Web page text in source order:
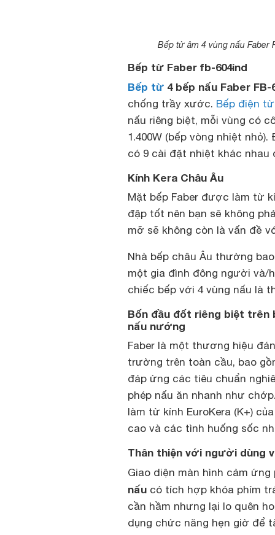
Bếp từ âm 4 vùng nấu Faber
Bếp từ Faber fb-604ind
Bếp từ 4 bếp nấu Faber FB-
chống trầy xước. Bếp điện từ
nấu riêng biệt, mỗi vùng có
1.400W (bếp vòng nhiệt
có 9 cài đặt nhiệt khác nhau
Kính Kera Châu Âu
Mặt bếp Faber được làm từ
đập tốt nên bạn sẽ không
mỡ sẽ không còn là vấn đề
Nhà bếp châu Âu thường
một gia đình đông người và/
chiếc bếp với 4 vùng nấu là
Bốn đầu đốt riêng biệt trên
nấu nướng
Faber là một thương hiệu
trường trên toàn cầu, bao
đáp ứng các tiêu chuẩn
phép nấu ăn nhanh như
làm từ kính EuroKera (K+)
cao và các tình huống sốc
Thân thiện với người dùng
Giao diện màn hình cảm
nấu có tích hợp khóa phím
cần hầm nhưng lại lo quên
dụng chức năng hẹn giờ để